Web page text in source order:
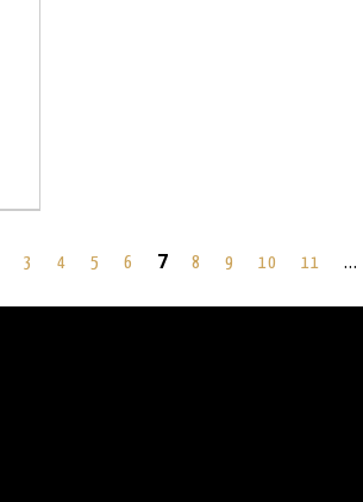
3 4 5 6 7 8 9 10 11 …